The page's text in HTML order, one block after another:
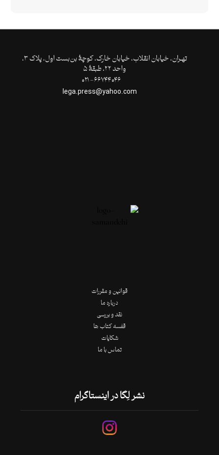
تهـران،‌ خیابان انقلاب، خیابان خارک، کوچۀ بن‌بست اول، پلاک ۳،
واحد ۲۲، طبقۀ ۵
قوانین و مقررات
درباره ما
نقد و بررسی
قفسه کتاب ها
شکایات
تماس با ما
نشر لِگا در اینستاگرام